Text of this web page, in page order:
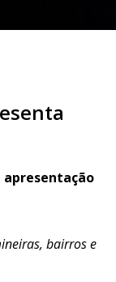
apresentação
bairros e